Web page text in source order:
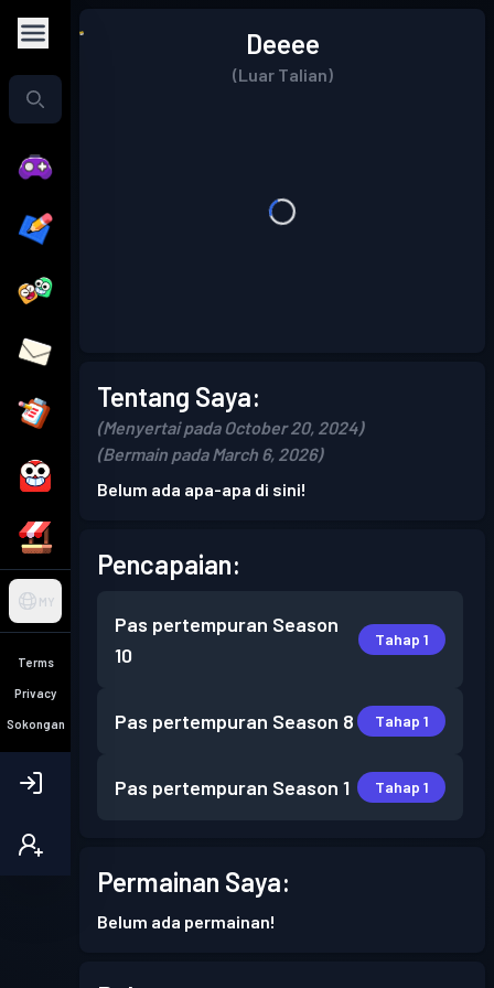
MY
Terms
Privacy
Sokongan
Deeee
(Luar Talian)
Tentang Saya:
(Menyertai pada October 20, 2024)
(Bermain pada March 6, 2026)
Belum ada apa-apa di sini!
Pencapaian:
Pas pertempuran Season
10
Tahap 1
Pas pertempuran Season 8 Tahap 1
Pas pertempuran Season 1 Tahap 1
Permainan Saya:
Belum ada permainan!